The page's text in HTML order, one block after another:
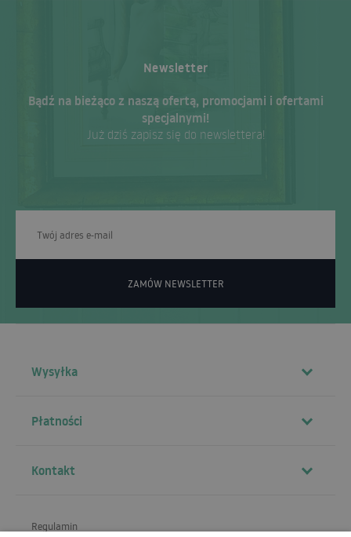
Newsletter
Bądź na bieżąco z naszą ofertą, promocjami i ofertami
specjalnymi!
Już dziś zapisz się do newslettera!
ZAMÓW NEWSLETTER
Wysyłka
Płatności
Kontakt
Regulamin